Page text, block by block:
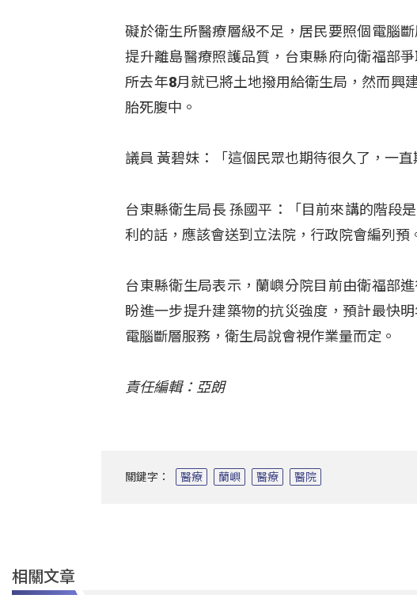
礙於衛生所醫療層級不足，居民要照個電腦
提升離島醫療照護品質，台東縣府向衛福部
所去年8月就已將土地撥用給衛生局，然而興
胎死腹中。
議員 黃碧妹：「這個民眾也期待很久了，一
台東縣衛生局長 孫國平：「目前來講的階段
利的話，應該會送到立法院，行政院會編列預
台東縣衛生局表示，蘭嶼分院目前由衛福部
盼進一步提升建築物的抗災強度，預計最快
電腦斷層服務，衛生局說會視作業量而定。
責任編輯：亞朗
關鍵字： 醫療 蘭嶼 醫療 醫院
相關文章